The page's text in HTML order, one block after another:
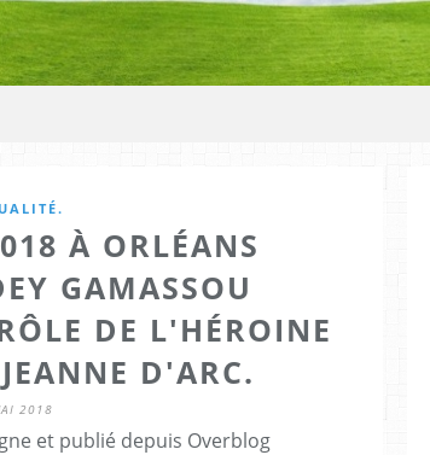
À ORLÉANS
GAMASSOU
DE L'HÉROINE
D'ARC.
2018
et publié depuis Overblog